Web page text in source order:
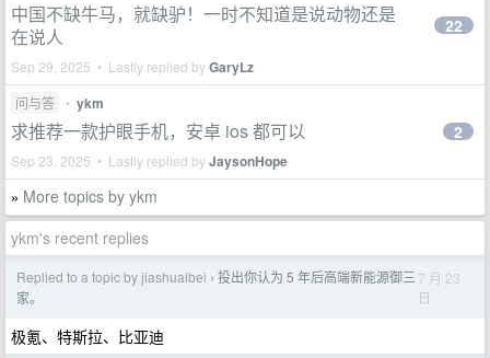
中国不缺牛马，就缺驴！一时不知道是说动物还是
在说人
Sep 29, 2025 • Lastly replied byGaryLz
22
问与答 • ykm
求推荐一款护眼手机，安卓 ios 都可以
Sep 23, 2025 • Lastly replied byJaysonHope
2
» More topics by ykm
ykm's recent replies
Replied to a topic by jiashuaibei › 投出你认为 5 年后高端新能源御三
家。
7 月 23
日
极氪、特斯拉、比亚迪